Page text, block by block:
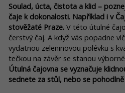
Soulad, úcta, čistota a klid –
čaje k dokonalosti. Například i v
stověžaté Praze. V této útulné
čerstvý čaj. A když vás popadne
vydatnou zeleninovou polévku s
tečkou na závěr se stanou
Útulná čajovna se vyznačuje
sednete za stůl, nebo se